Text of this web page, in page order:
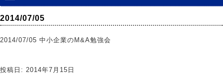
2014/07/05
2014/07/05 中小企業のM&A勉強会
投稿日: 2014年7月15日